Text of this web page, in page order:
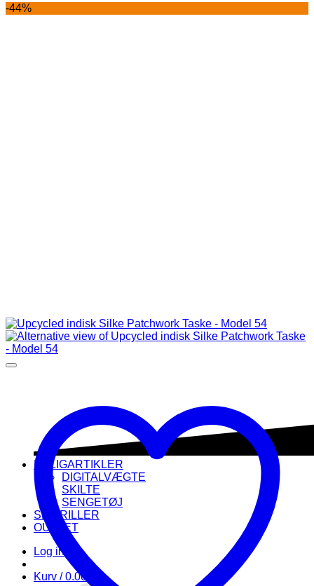
BOLIGARTIKLER
DIGITALVÆGTE
SKILTE
SENGETØJ
SKIBRILLER
OUTLET
Log ind
Kurv /0.00
-44%